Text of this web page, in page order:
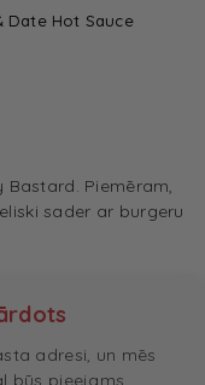
Date Hot Sauce
Piemēram,
sader ar burgeru
adresi, un mēs